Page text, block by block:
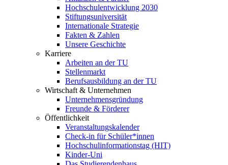
Hochschulentwicklung 2030
Stiftungsuniversität
Internationale Strategie
Fakten & Zahlen
Unsere Geschichte
Karriere
Arbeiten an der TU
Stellenmarkt
Berufsausbildung an der TU
Wirtschaft & Unternehmen
Unternehmensgründung
Freunde & Förderer
Öffentlichkeit
Veranstaltungskalender
Check-in für Schüler*innen
Hochschulinformationstag (HIT)
Kinder-Uni